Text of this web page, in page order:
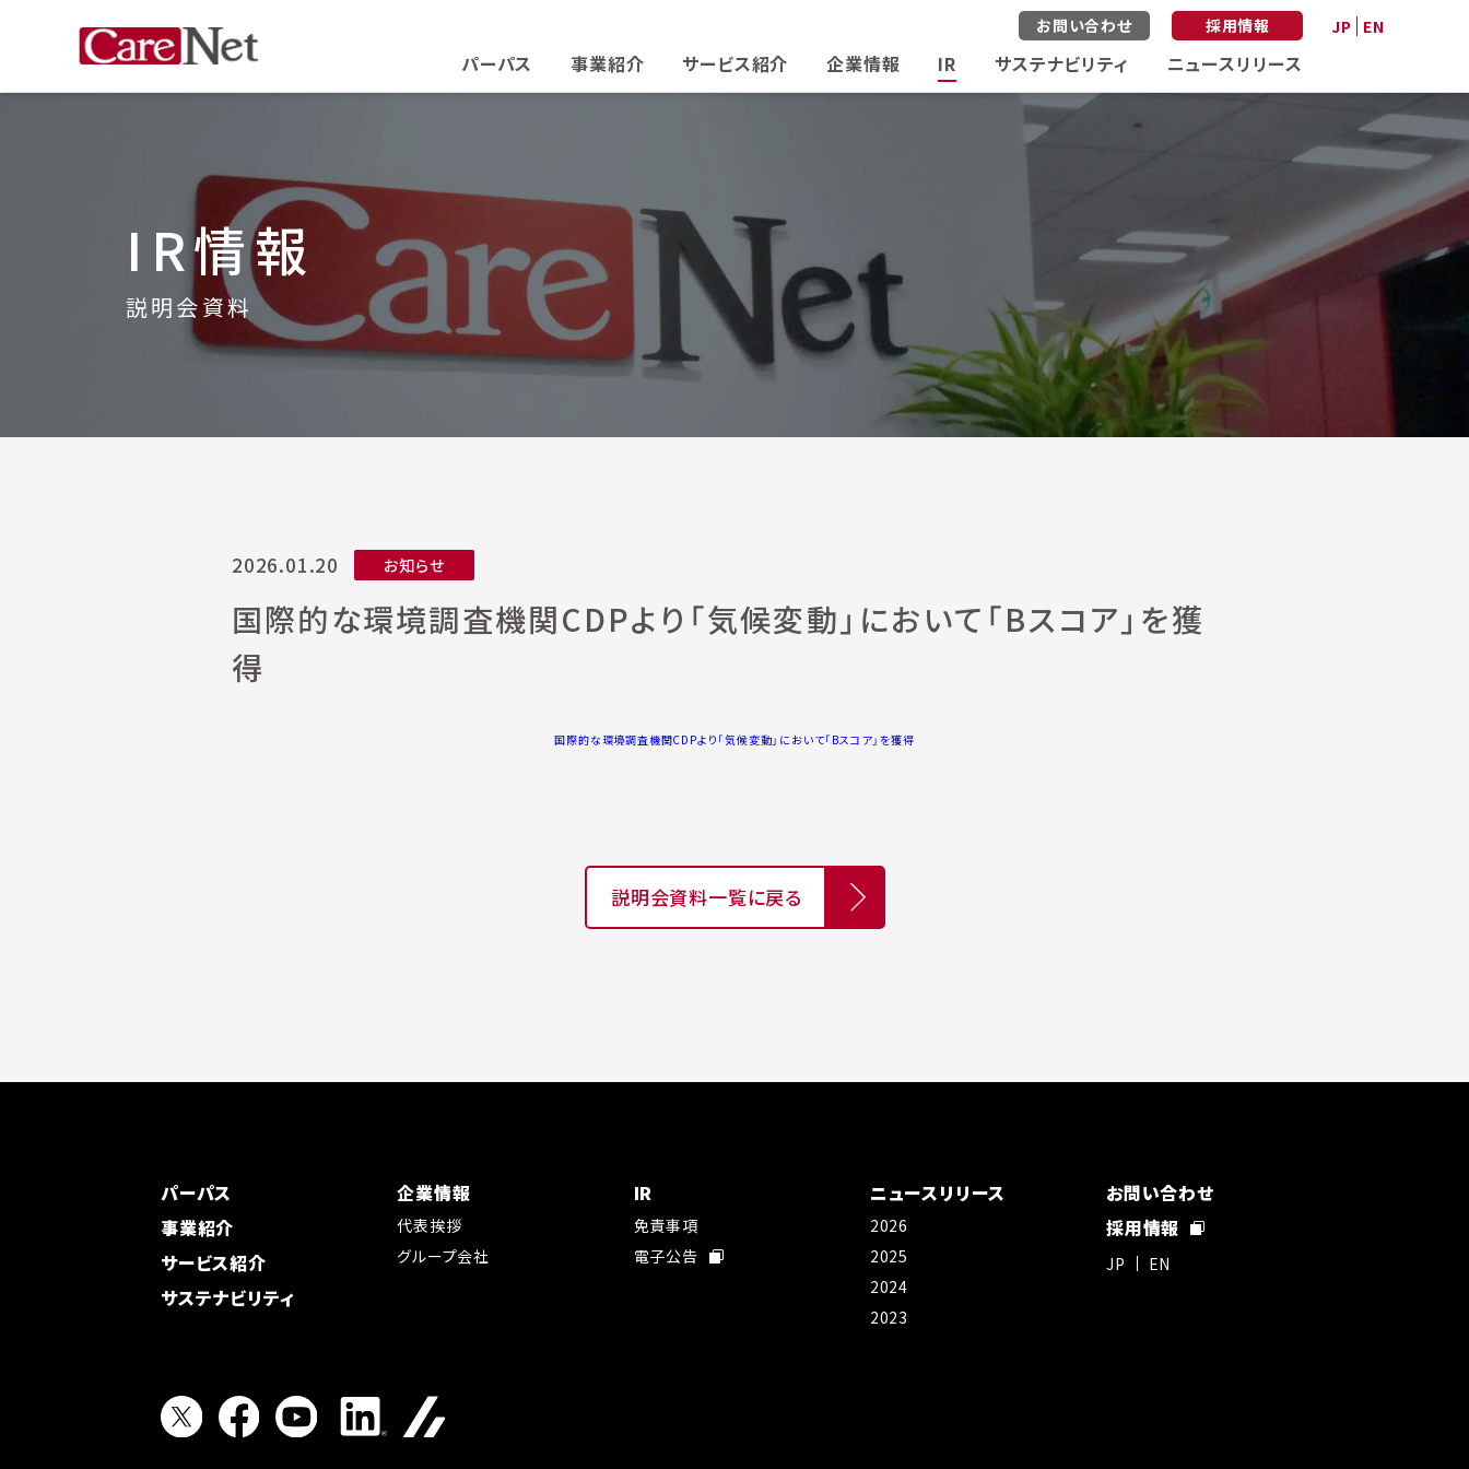
お問い合わせ 採用情報 JP EN
パーパス 事業紹介 サービス紹介 企業情報 IR サステナビリティ ニュースリリース
IR情報
説明会資料
2026.01.20 お知らせ
国際的な環境調査機関CDPより「気候変動」において「Bスコア」を獲
得
国際的な環境調査機関CDPより「気候変動」において「Bスコア」を獲得
説明会資料一覧に戻る
パーパス
事業紹介
サービス紹介
サステナビリティ
企業情報
代表挨拶
グループ会社
IR
免責事項
電子公告
ニュースリリース
2026
2025
2024
2023
お問い合わせ
採用情報
JP EN